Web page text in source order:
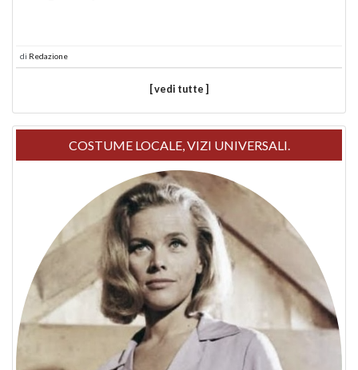
di Redazione
[ vedi tutte ]
COSTUME LOCALE, VIZI UNIVERSALI.